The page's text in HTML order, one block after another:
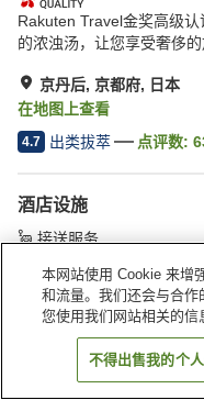
Rakuten Travel金奖高级
的浓浊汤，让您享受奢侈的
京丹后, 京都府, 日本
在地图上查看
4.7 出类拔萃 点评数:
酒店设施
接送服务
敏）
日本 京都府
本网站使用 Cookie 来增
和流量。我们还会与合
您使用我们网站相关的信
不得出售我的个